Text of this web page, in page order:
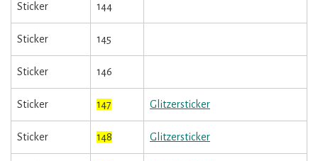
Sticker 144
Sticker 145
Sticker 146
Sticker 147 Glitzersticker
Sticker 148 Glitzersticker